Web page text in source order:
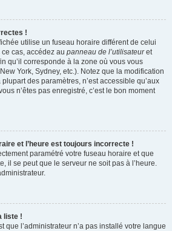
!
utilise un fuseau horaire différent de celui
cas, accédez au panneau de l’utilisateuret
qu’il corresponde à la zone où vous vous
York, Sydney, etc.). Notez que la modification
des paramètres, n’est accessible qu’aux
n’êtes pas enregistré, c’est le bon moment
et l’heure est toujours incorrecte !
paramétré votre fuseau horaire et que
il se peut que le serveur ne soit pas à l’heure.
liste !
que l’administrateur n’a pas installé votre langue